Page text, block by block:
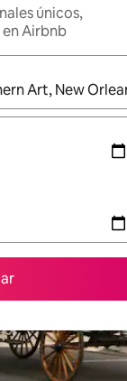
únicos,
Airbnb